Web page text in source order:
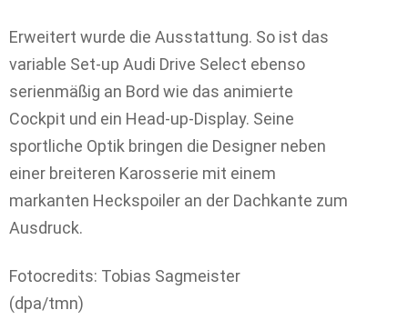
Erweitert wurde die Ausstattung. So ist das
variable Set-up Audi Drive Select ebenso
serienmäßig an Bord wie das animierte
Cockpit und ein Head-up-Display. Seine
sportliche Optik bringen die Designer neben
einer breiteren Karosserie mit einem
markanten Heckspoiler an der Dachkante zum
Ausdruck.
Fotocredits: Tobias Sagmeister
(dpa/tmn)